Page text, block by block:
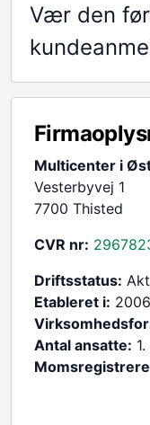
Vær den
Multicenter i
Vesterbyvej 1
7700 Thisted
CVR nr:
Driftsstatus:
Etableret i: 2006
Antal ansatte: